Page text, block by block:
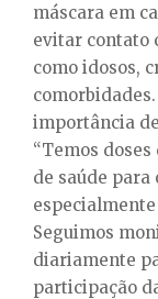
máscara em
evitar contato
como idosos,
importância
“Temos
de saúde
Seguimos
diariamente
participação